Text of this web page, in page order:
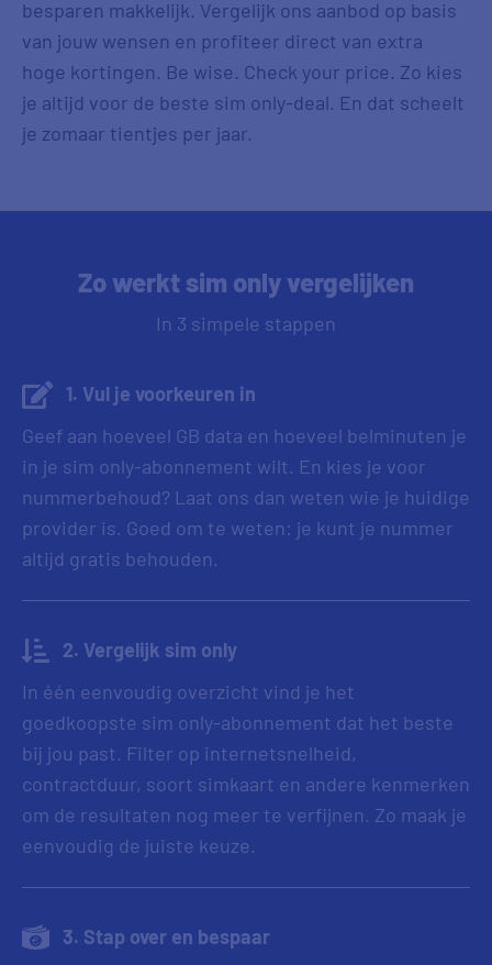
besparen makkelijk. Vergelijk ons aanbod op basis
van jouw wensen en profiteer direct van extra
hoge kortingen. Be wise. Check your price. Zo kies
je altijd voor de beste sim only-deal. En dat scheelt
je zomaar tientjes per jaar.
Zo werkt sim only vergelijken
In 3 simpele stappen
1. Vul je voorkeuren in
Geef aan hoeveel GB data en hoeveel belminuten je
in je sim only-abonnement wilt. En kies je voor
nummerbehoud? Laat ons dan weten wie je huidige
provider is. Goed om te weten: je kunt je nummer
altijd gratis behouden.
2. Vergelijk sim only
In één eenvoudig overzicht vind je het
goedkoopste sim only-abonnement dat het beste
bij jou past. Filter op internetsnelheid,
contractduur, soort simkaart en andere kenmerken
om de resultaten nog meer te verfijnen. Zo maak je
eenvoudig de juiste keuze.
3. Stap over en bespaar